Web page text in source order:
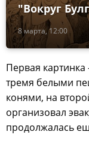
8 марта, 12:00
"Вокруг
Первая
тремя белыми
конями, на
организовал
продолжалась